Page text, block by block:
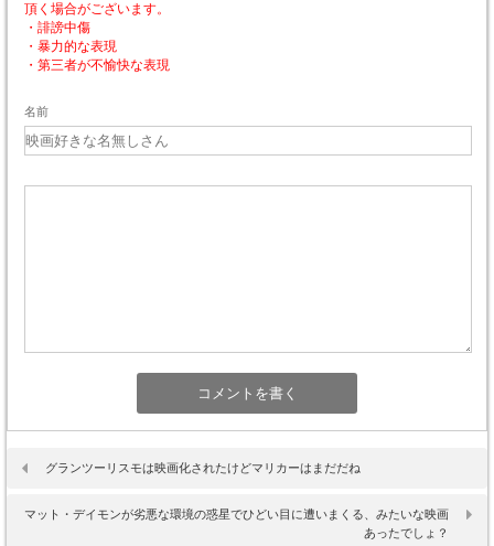
頂く場合がございます。
・誹謗中傷
・暴力的な表現
・第三者が不愉快な表現
名前
グランツーリスモは映画化されたけどマリカーはまだだね
マット・デイモンが劣悪な環境の惑星でひどい目に遭いまくる、みたいな映画
あったでしょ？